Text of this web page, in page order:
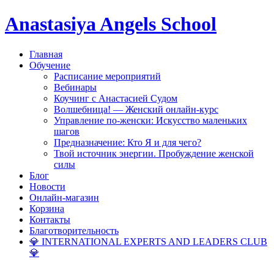
Anastasiya Angels School
Главная
Обучение
Расписание мероприятий
Вебинары
Коучинг с Анастасией Судом
Волшебница! — Женский онлайн-курс
Управление по-женски: Искусство маленьких
шагов
Предназначение: Кто Я и для чего?
Твой источник энергии. Пробуждение женской
силы
Блог
Новости
Онлайн-магазин
Корзина
Контакты
Благотворительность
💎 INTERNATIONAL EXPERTS AND LEADERS CLUB
💎